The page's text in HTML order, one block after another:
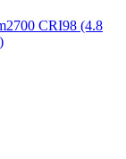
CRI98 (4.8